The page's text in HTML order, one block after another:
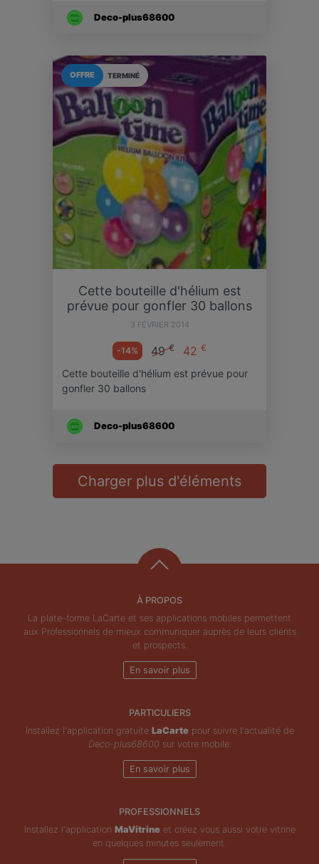
Deco-plus68600
TERMINÉ
OFFRE
Cette bouteille d'hélium est
prévue pour gonfler 30 ballons
3 FÉVRIER 2014
-14% 49€ 42 €
Cette bouteille d'hélium est prévue pour
gonfler 30 ballons
Deco-plus68600
Charger plus d'éléments
À PROPOS
La plate-forme LaCarte et ses applications mobiles permettent
aux Professionnels de mieux communiquer auprès de leurs clients
et prospects.
En savoir plus
PARTICULIERS
Installez l'application gratuite LaCartepour suivre l'actualité de
Deco-plus68600 sur votre mobile.
En savoir plus
PROFESSIONNELS
Installez l'application MaVitrineet créez vous aussi votre vitrine
en quelques minutes seulement.